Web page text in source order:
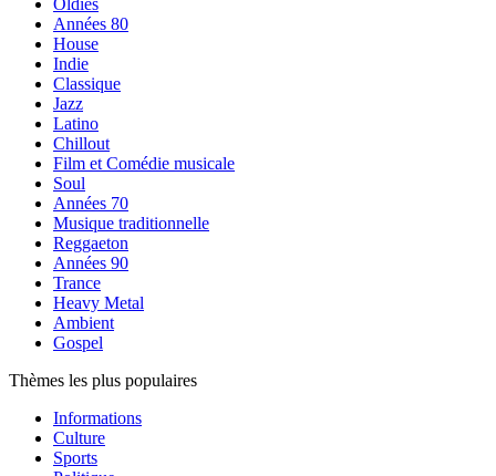
Oldies
Années 80
House
Indie
Classique
Jazz
Latino
Chillout
Film et Comédie musicale
Soul
Années 70
Musique traditionnelle
Reggaeton
Années 90
Trance
Heavy Metal
Ambient
Gospel
Thèmes les plus populaires
Informations
Culture
Sports